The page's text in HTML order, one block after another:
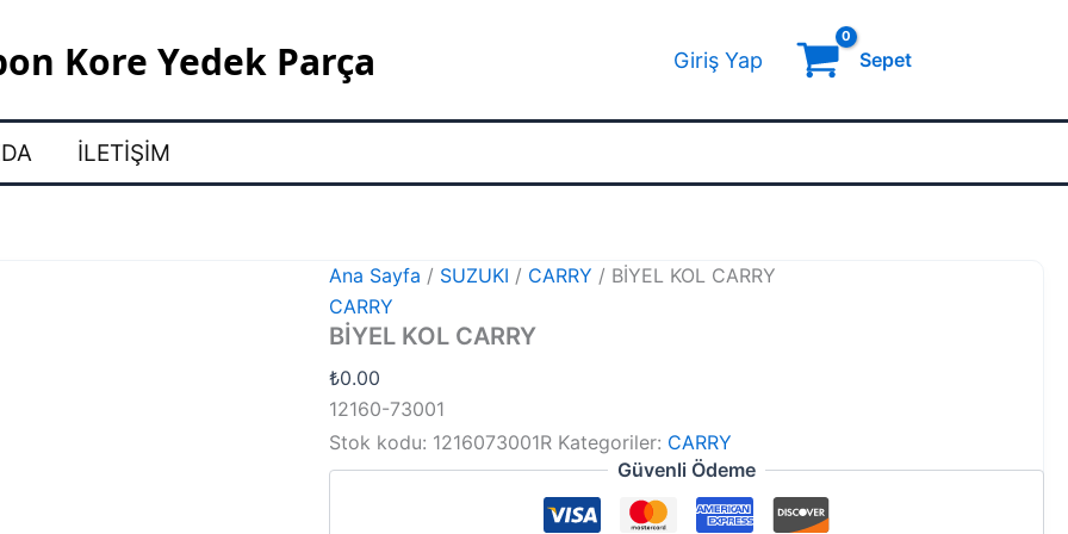
Kore Yedek Parça Giriş Yap Sepet
İLETIŞIM
Ana Sayfa / SUZUKI / CARRY / BİYEL KOL CARRY
CARRY
BİYEL KOL CARRY
₺0.00
12160-73001
Stok kodu: 1216073001R Kategoriler: CARRY
Güvenli Ödeme